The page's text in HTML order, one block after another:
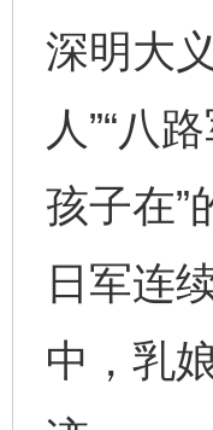
深明大
人”“八
孩子在”
日军连
中，乳